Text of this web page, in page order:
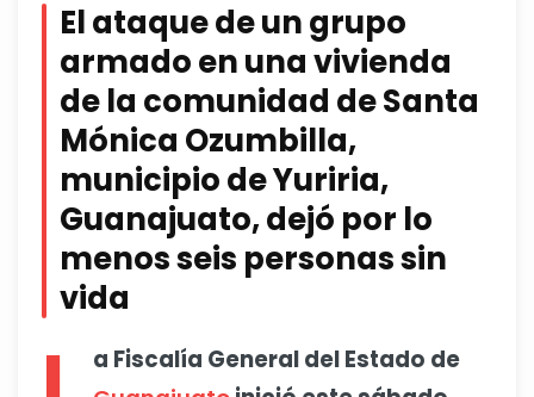
El ataque de un grupo
armado en una vivienda
de la comunidad de Santa
Mónica Ozumbilla,
municipio de Yuriria,
Guanajuato, dejó por lo
menos seis personas sin
vida
a Fiscalía General del Estado de